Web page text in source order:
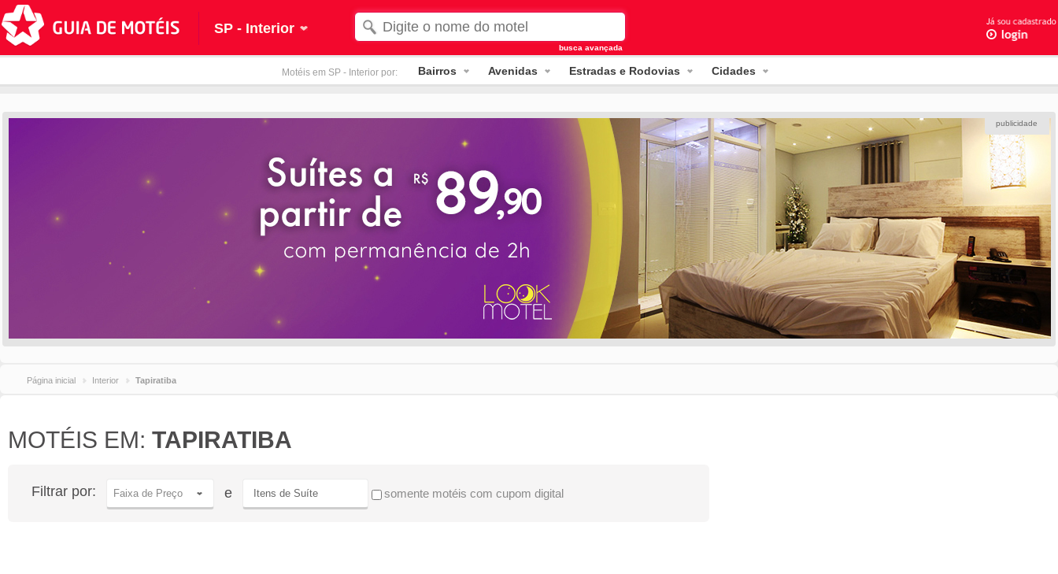
SP - Interior
busca avançada
Motéis em SP - Interior por: Bairros Avenidas Estradas e Rodovias Cidades
publicidade
Página inicial Interior Tapiratiba
MOTÉIS EM: TAPIRATIBA
Filtrar por: Faixa de Preço e somente motéis com cupom digital